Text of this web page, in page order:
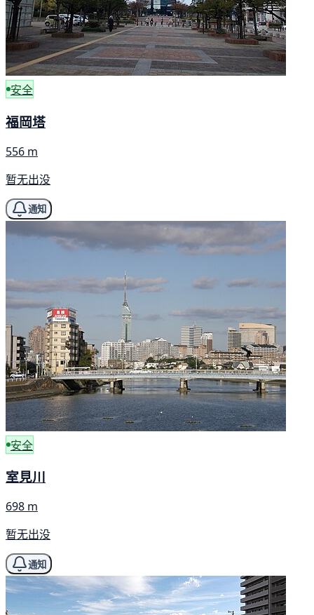
安全
福岡塔
556 m
暂无出没
通知
安全
室見川
698 m
暂无出没
通知